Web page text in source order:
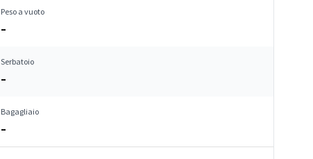
Peso a vuoto
–
Serbatoio
–
Bagagliaio
–